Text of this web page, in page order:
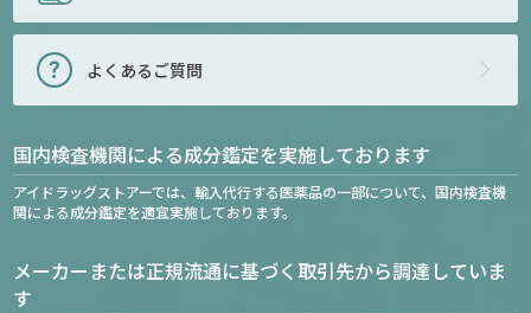
よくあるご質問
国内検査機関による成分鑑定を実施しております
アイドラッグストアーでは、輸入代行する医薬品の一部について、国内検査機
関による成分鑑定を適宜実施しております。
メーカーまたは正規流通に基づく取引先から調達していま
す